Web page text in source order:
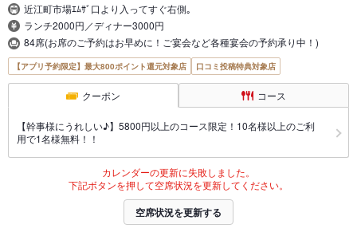
近江町市場ｴﾑｻﾞ口より入ってすぐ右側｡
ランチ2000円／ディナー3000円
84席(お席のご予約はお早めに！ご宴会など各種宴会の予約承り中！)
【アプリ予約限定】最大800ポイント還元対象店 口コミ投稿特典対象店
クーポン コース
【幹事様にうれしい♪】5800円以上のコース限定！10名様以上のご利
用で1名様無料！！
カレンダーの更新に失敗しました。
下記ボタンを押して空席状況を更新してください。
空席状況を更新する